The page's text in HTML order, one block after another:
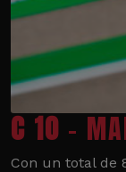
C 10 -
Con un total de